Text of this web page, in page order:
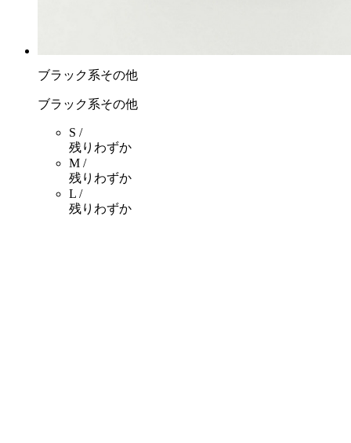
ブラック系その他
ブラック系その他
S /
残りわずか
M /
残りわずか
L /
残りわずか